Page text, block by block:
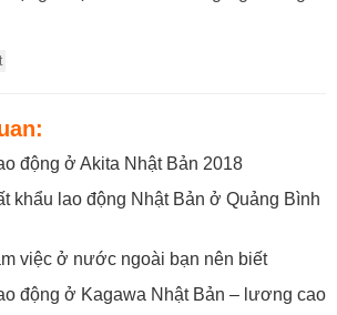
động ở Akita Nhật Bản 2018
khẩu lao động Nhật Bản ở Quảng Bình
việc ở nước ngoài bạn nên biết
động ở Kagawa Nhật Bản – lương cao